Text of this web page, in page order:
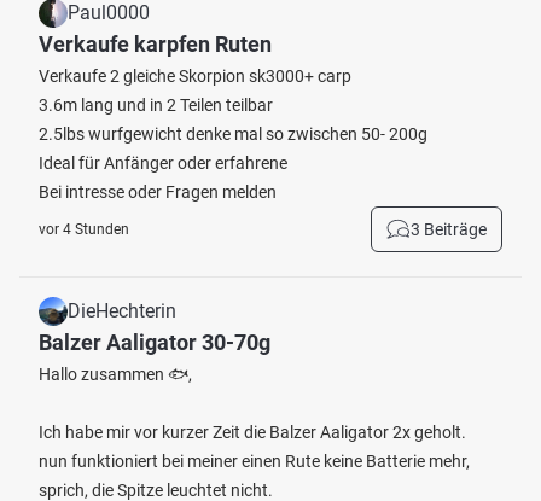
Paul0000
Verkaufe karpfen Ruten
Verkaufe 2 gleiche Skorpion sk3000+ carp
3.6m lang und in 2 Teilen teilbar
2.5lbs wurfgewicht denke mal so zwischen 50- 200g
Ideal für Anfänger oder erfahrene
Bei intresse oder Fragen melden
vor 4 Stunden 3 Beiträge
DieHechterin
Balzer Aaligator 30-70g
Hallo zusammen 🐟,
Ich habe mir vor kurzer Zeit die Balzer Aaligator 2x geholt.
nun funktioniert bei meiner einen Rute keine Batterie mehr,
sprich, die Spitze leuchtet nicht.